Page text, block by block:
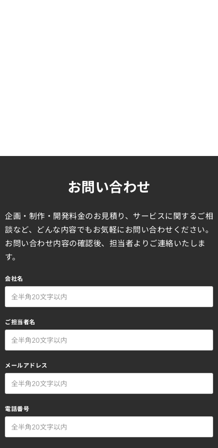
お問い合わせ
企画・制作・開発料金のお見積り、サービスに関するご相
談など、どんな内容でもお気軽にお問い合わせください。
お問い合わせ内容の確認後、担当者よりご連絡いたしま
す。
会社名
ご担当者名
メールアドレス
電話番号